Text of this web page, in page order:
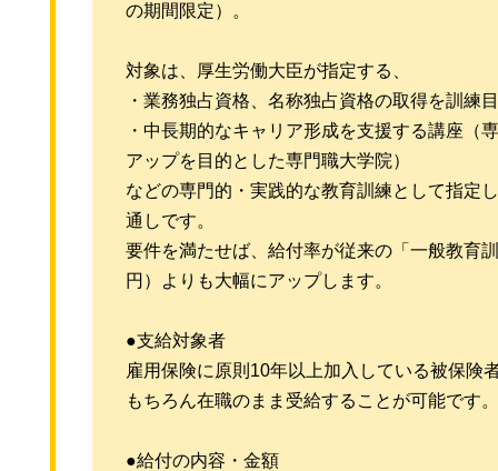
の期間限定）。
対象は、厚生労働大臣が指定する、
・業務独占資格、名称独占資格の取得を訓練
・中長期的なキャリア形成を支援する講座（
アップを目的とした専門職大学院）
などの専門的・実践的な教育訓練として指定
通しです。
要件を満たせば、給付率が従来の「一般教育
円）よりも大幅にアップします。
●支給対象者
雇用保険に原則10年以上加入している被保険
もちろん在職のまま受給することが可能です。
●給付の内容・金額